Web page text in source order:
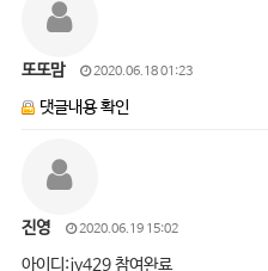
또또맘 2020.06.18 01:23
댓글내용 확인
진영 2020.06.19 15:02
아이디:jy429 참여완료